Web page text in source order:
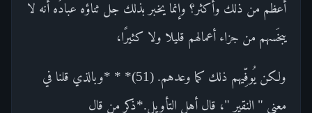
أعظم من ذلك وأكثر؟ وإنما يخبر بذلك جل ثناؤه عبادَه أنه لا
يبخَسهم من جزاء أعمالهم قليلا ولا كثيرًا،
ولكن يُوفِّيهم ذلك كما وعدهم. (51)* * *وبالذي قلنا في
معنى " النقير "، قال أهل التأويل.*ذكر من قال